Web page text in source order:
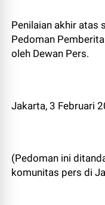
Penilaian akhir atas
Pedoman
oleh Dewan Pers.
Jakarta, 3 Februari
(Pedoman ini
komunitas pers di